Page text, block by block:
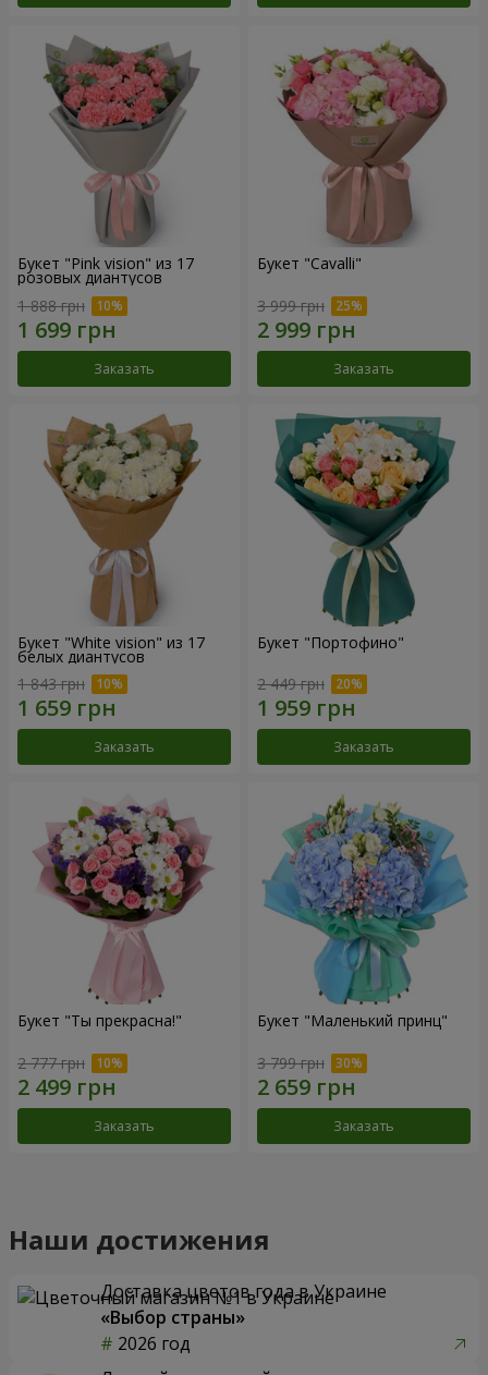
Букет "Pink vision" из 17
розовых диантусов
1 888 грн
Заказать
Букет "Cаvalli"
3 999 грн
Заказать
Букет "White vision" из 17
белых диантусов
1 843 грн
Заказать
Букет "Портофино"
2 449 грн
Заказать
Букет "Ты прекрасна!"
2 777 грн
Заказать
Букет "Маленький принц"
3 799 грн
Заказать
Наши достижения
Доставка цветов года в Украине
«Выбор страны»
2026 год